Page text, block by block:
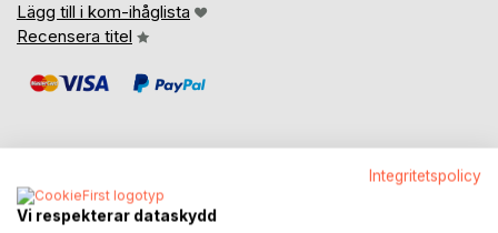
Lägg till i kom-ihåglista
Recensera titel
BESKRIVNING
Integritetspolicy
Vi respekterar dataskydd